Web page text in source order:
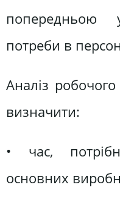
попередньою
потреби в
Аналіз
визначити:
• час,
основних